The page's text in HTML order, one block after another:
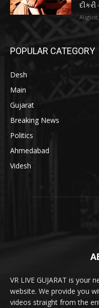
August
POPULAR CATEGORY
Desh
Main
Gujarat
Breaking News
Politics
Ahmedabad
Videsh
VR LIVE GUJARAT is your
website. We provide you
videos straight from the